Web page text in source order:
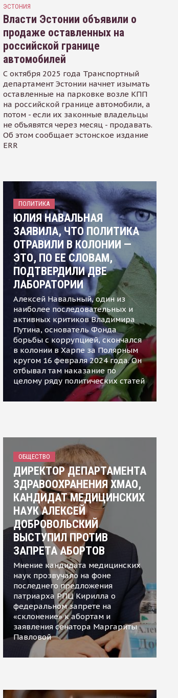
ЭСТОНИЯ
Власти Эстонии объявили о
продаже оставленных на
российской границе
автомобилей
С октября 2025 года Транспортный
департамент Эстонии начнет изымать
оставленные на парковке возле КПП
на российской границе автомобили, а
потом - если их законные владельцы
не объявятся через месяц - продавать.
Об этом сообщает эстонское издание
ERR
ПОЛИТИКА
ЮЛИЯ НАВАЛЬНАЯ
ЗАЯВИЛА, ЧТО ПОЛИТИКА
ОТРАВИЛИ В КОЛОНИИ —
ЭТО, ПО ЕЕ СЛОВАМ,
ПОДТВЕРДИЛИ ДВЕ
ЛАБОРАТОРИИ
Алексей Навальный, один из
наиболее последовательных и
активных критиков Владимира
Путина, основатель Фонда
борьбы с коррупцией, скончался
в колонии в Харпе за Полярным
кругом 16 февраля 2024 года. Он
отбывал там наказание по
целому ряду политических статей
ОБЩЕСТВО
ДИРЕКТОР ДЕПАРТАМЕНТА
ЗДРАВООХРАНЕНИЯ ХМАО,
КАНДИДАТ МЕДИЦИНСКИХ
НАУК АЛЕКСЕЙ
ДОБРОВОЛЬСКИЙ
ВЫСТУПИЛ ПРОТИВ
ЗАПРЕТА АБОРТОВ
Мнение кандидата медицинских
наук прозвучало на фоне
последнего предложения
патриарха РПЦ Кирилла о
федеральном запрете на
«склонение» к абортам и
заявления сенатора Маргариты
Павловой